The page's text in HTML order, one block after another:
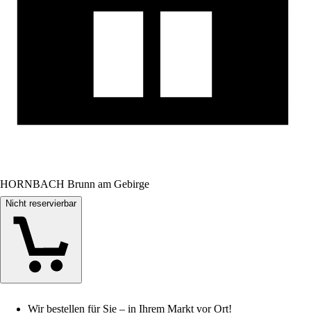
HORNBACH Brunn am Gebirge
Nicht reservierbar
Wir bestellen für Sie – in Ihrem Markt vor Ort!